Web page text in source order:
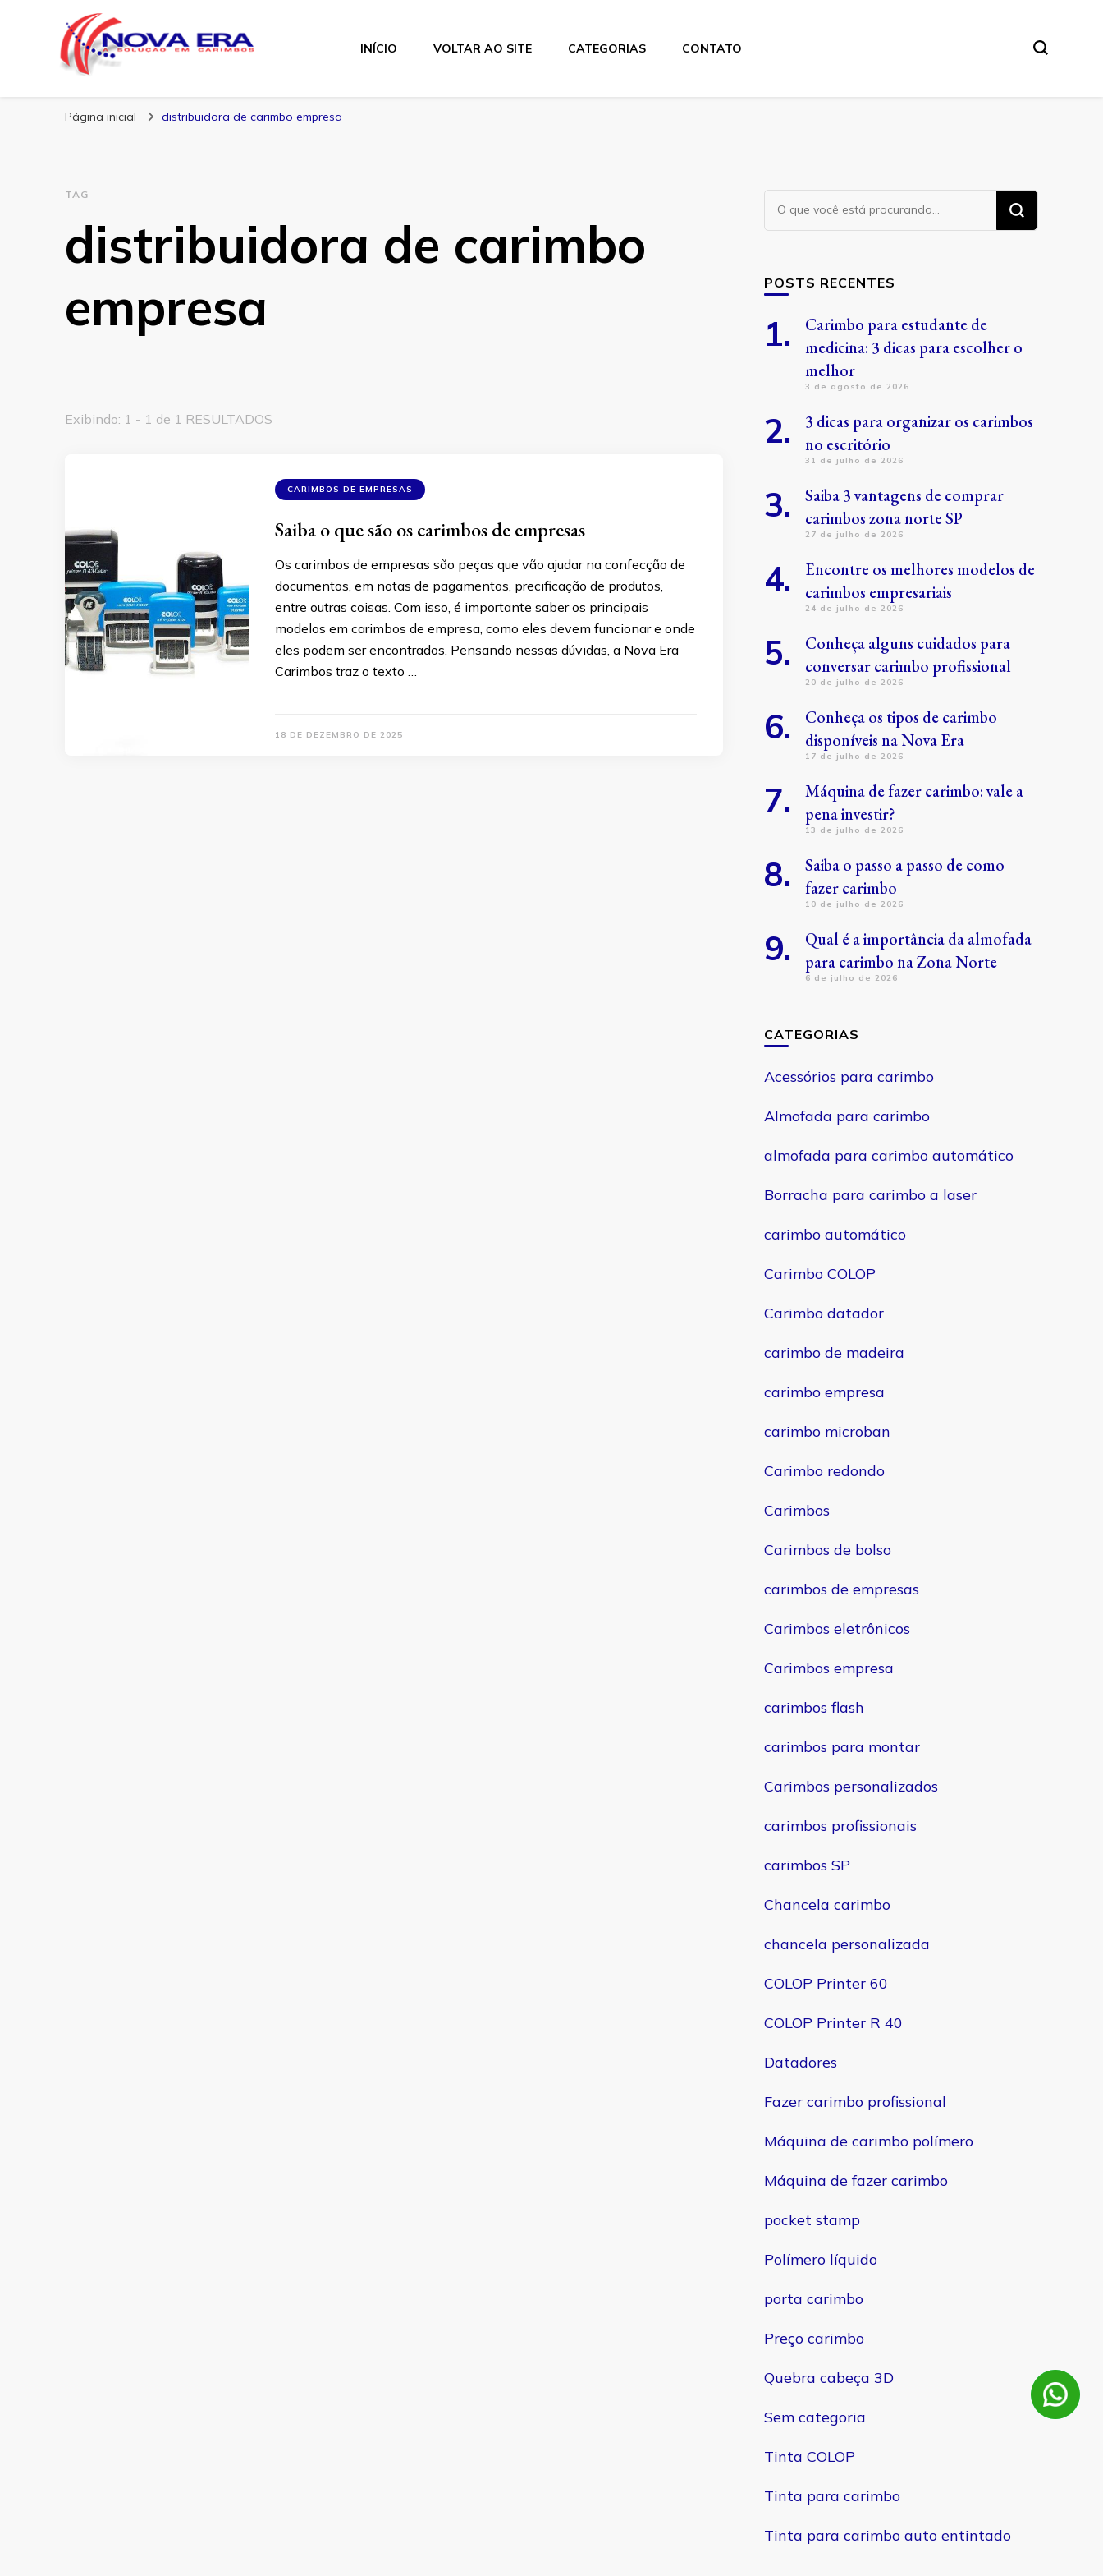
Nova Era Carimbos
INÍCIO VOLTAR AO SITE CATEGORIAS CONTATO
Página inicial distribuidora de carimbo empresa
TAG
distribuidora de carimbo
empresa
Exibindo: 1 - 1 de 1 RESULTADOS
CARIMBOS DE EMPRESAS
Saiba o que são os carimbos de empresas
Os carimbos de empresas são peças que vão ajudar na confecção de
documentos, em notas de pagamentos, precificação de produtos,
entre outras coisas. Com isso, é importante saber os principais
modelos em carimbos de empresa, como eles devem funcionar e onde
eles podem ser encontrados. Pensando nessas dúvidas, a Nova Era
Carimbos traz o texto …
18 DE DEZEMBRO DE 2025
Procurando
algo?
POSTS RECENTES
Carimbo para estudante de
medicina: 3 dicas para escolher o
melhor
3 de agosto de 2026
3 dicas para organizar os carimbos
no escritório
31 de julho de 2026
Saiba 3 vantagens de comprar
carimbos zona norte SP
27 de julho de 2026
Encontre os melhores modelos de
carimbos empresariais
24 de julho de 2026
Conheça alguns cuidados para
conversar carimbo profissional
20 de julho de 2026
Conheça os tipos de carimbo
disponíveis na Nova Era
17 de julho de 2026
Máquina de fazer carimbo: vale a
pena investir?
13 de julho de 2026
Saiba o passo a passo de como
fazer carimbo
10 de julho de 2026
Qual é a importância da almofada
para carimbo na Zona Norte
6 de julho de 2026
CATEGORIAS
Acessórios para carimbo
Almofada para carimbo
almofada para carimbo automático
Borracha para carimbo a laser
carimbo automático
Carimbo COLOP
Carimbo datador
carimbo de madeira
carimbo empresa
carimbo microban
Carimbo redondo
Carimbos
Carimbos de bolso
carimbos de empresas
Carimbos eletrônicos
Carimbos empresa
carimbos flash
carimbos para montar
Carimbos personalizados
carimbos profissionais
carimbos SP
Chancela carimbo
chancela personalizada
COLOP Printer 60
COLOP Printer R 40
Datadores
Fazer carimbo profissional
Máquina de carimbo polímero
Máquina de fazer carimbo
pocket stamp
Polímero líquido
porta carimbo
Preço carimbo
Quebra cabeça 3D
Sem categoria
Tinta COLOP
Tinta para carimbo
Tinta para carimbo auto entintado